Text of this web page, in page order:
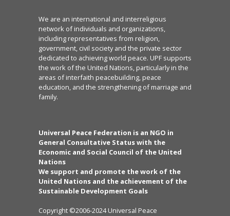
We are an international and interreligious
network of individuals and organizations,
including representatives from religion,
government, civil society and the private sector
dedicated to achieving world peace. UPF supports
the work of the United Nations, particularly in the
areas of interfaith peacebuilding, peace
education, and the strengthening of marriage and
family.
Universal Peace Federation is an NGO in
General Consultative Status with the
Economic and Social Council of the United
Nations
We support and promote the work of the
United Nations and the achievement of the
Sustainable Development Goals
Copyright ©2006-2024 Universal Peace